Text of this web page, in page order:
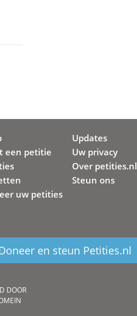
een petitie
uw petities
Updates
Uw privacy
Over petities.nl
Steun ons
en steun Petities.nl
DOOR